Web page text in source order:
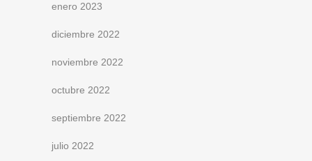
enero 2023
diciembre 2022
noviembre 2022
octubre 2022
septiembre 2022
julio 2022